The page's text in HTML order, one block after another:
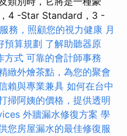
4 -Star Standard，3 -
務，照顧您的視力健康 月
預算規劃 了解助聽器原
方式 可靠的會計師事務
緻外燴茶點，為您的聚會
賴與專業兼具 如何在台中
掃阿姨的價格，提供透明
外牆漏水修復方案 學
您房屋漏水的最佳修復服